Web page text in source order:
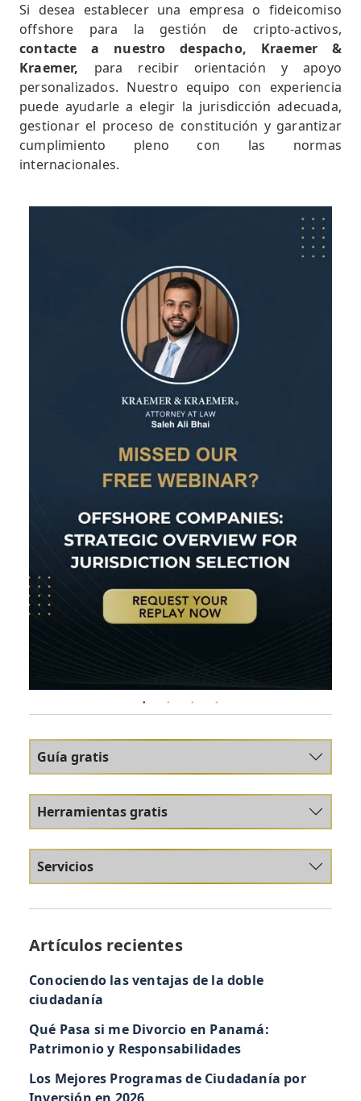
Si desea establecer una empresa o fideicomiso
offshore para la gestión de cripto-activos,
contacte a nuestro despacho, Kraemer &
Kraemer, para recibir orientación y apoyo
personalizados. Nuestro equipo con experiencia
puede ayudarle a elegir la jurisdicción adecuada,
gestionar el proceso de constitución y garantizar
cumplimiento pleno con las normas
internacionales.
Guía gratis
Herramientas gratis
Servicios
Artículos recientes
Conociendo las ventajas de la doble
ciudadanía
Qué Pasa si me Divorcio en Panamá:
Patrimonio y Responsabilidades
Los Mejores Programas de Ciudadanía por